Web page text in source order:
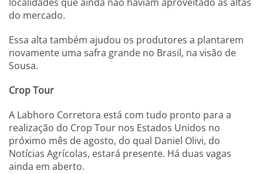
do mercado.
Essa alta também ajudou os produtores a plantarem
novamente uma safra grande no Brasil, na visão de
Sousa.
Crop Tour
A Labhoro Corretora está com tudo pronto para a
realização do Crop Tour nos Estados Unidos no
próximo mês de agosto, do qual Daniel Olivi, do
Notícias Agrícolas, estará presente. Há duas vagas
ainda em aberto.